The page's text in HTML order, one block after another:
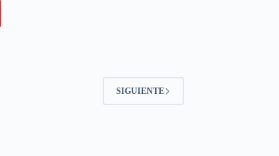
SIGUIENTE